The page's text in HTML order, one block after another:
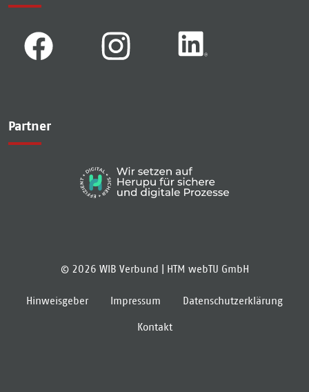
Partner
© 2026 WIB Verbund | HTM webTU GmbH
Hinweisgeber Impressum Datenschutzerklärung
Kontakt